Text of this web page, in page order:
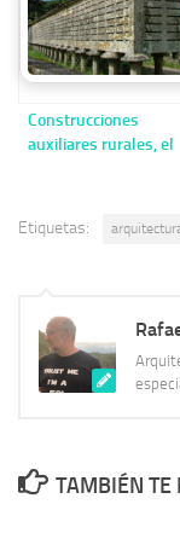
Construcciones
auxiliares rurales, el
Etiquetas:
TAMBIÉN TE